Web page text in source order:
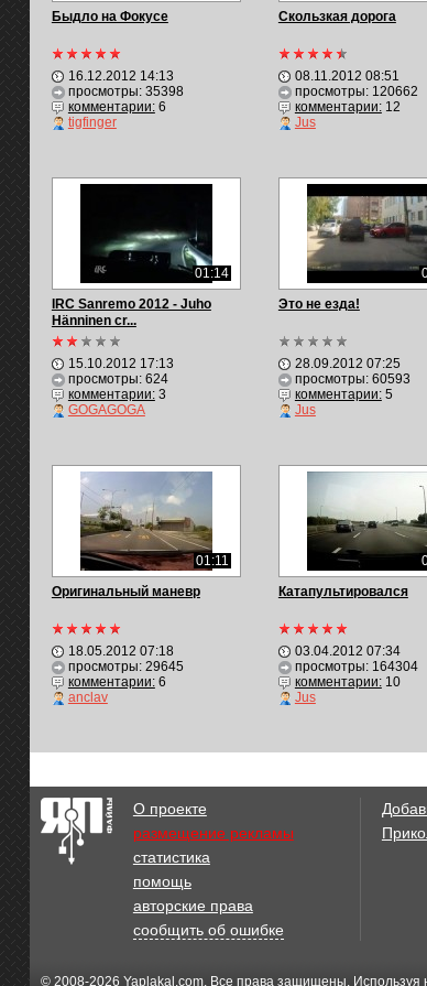
Быдло на Фокусе
16.12.2012 14:13
просмотры: 35398
комментарии:6
tigfinger
Скользкая дорога
08.11.2012 08:51
просмотры: 120662
комментарии:12
Jus
01:14
IRC Sanremo 2012 - Juho
Hänninen cr...
15.10.2012 17:13
просмотры: 624
комментарии:3
GOGAGOGA
Это не езда!
28.09.2012 07:25
просмотры: 60593
комментарии:5
Jus
01:11
Оригинальный маневр
18.05.2012 07:18
просмотры: 29645
комментарии:6
anclav
Катапультировался
03.04.2012 07:34
просмотры: 164304
комментарии:10
Jus
О проекте
размещение рекламы
статистика
помощь
авторские права
сообщить об ошибке
© 2008-2026 Yaplakal.com. Все права защищены. Используя